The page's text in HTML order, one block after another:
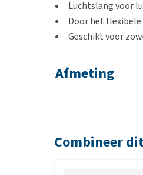
Luchtslang voor
Door het
Geschikt voor
Afmeting
Kleur
Combineer